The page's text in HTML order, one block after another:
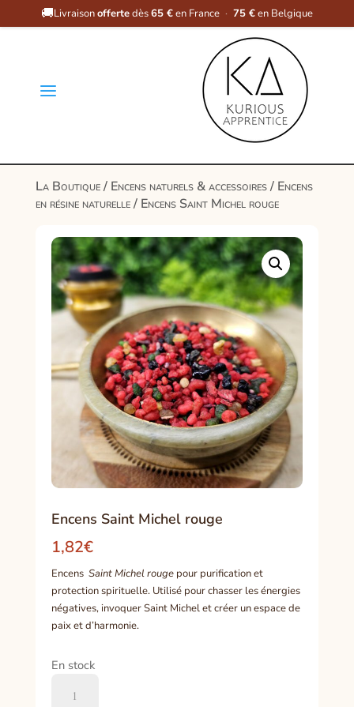
🚚Livraisonoffertedès65 €en France · 75 €en Belgique
a
La Boutique/ Encens naturels & accessoires/ Encens
en résine naturelle/ Encens Saint Michel rouge
Encens Saint Michel rouge
1,82€
Encens Saint Michel rougepour purification et
protection spirituelle. Utilisé pour chasser les énergies
négatives, invoquer Saint Michel et créer un espace de
paix et d’harmonie.
En stock